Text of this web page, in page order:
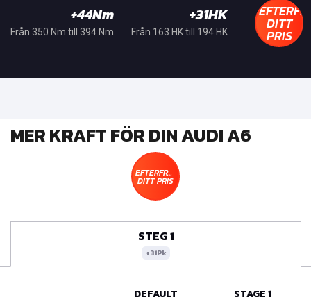
+44Nm
Från 350 Nm till 394 Nm
+31HK
Från 163 HK till 194 HK DITT
PRIS
MER KRAFT FÖR DIN AUDI A6
EFTERFRÅGA
DITT PRIS
STEG 1
+31Pk
DEFAULT STAGE 1